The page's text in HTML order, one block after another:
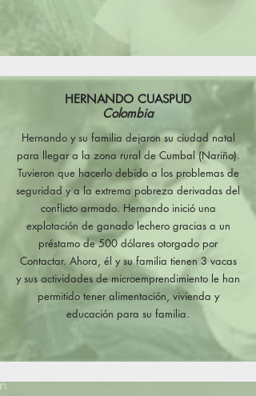
HERNANDO CUASPUD
Colombia
Hernando y su familia dejaron su ciudad natal
para llegar a la zona rural de Cumbal (Nariño).
Tuvieron que hacerlo debido a los problemas de
seguridad y a la extrema pobreza derivadas del
conflicto armado. Hernando inició una
explotación de ganado lechero gracias a un
préstamo de 500 dólares otorgado por
Contactar. Ahora, él y su familia tienen 3 vacas
y sus actividades de microemprendimiento le han
permitido tener alimentación, vivienda y
educación para su familia.